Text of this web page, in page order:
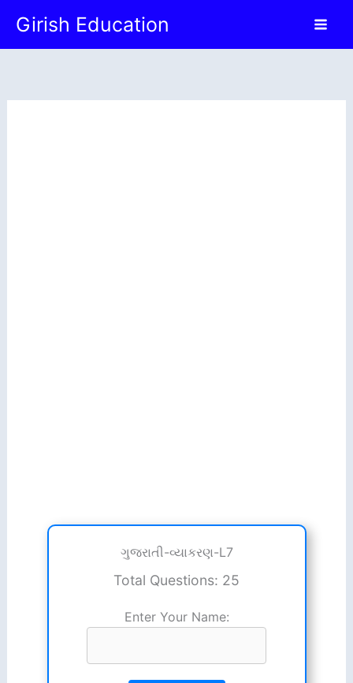
content
Girish Education
ગુજરાતી-વ્યાકરણ-L7
Total Questions: 25
Enter Your Name: